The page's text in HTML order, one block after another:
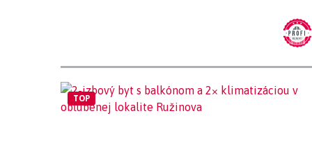
TOP